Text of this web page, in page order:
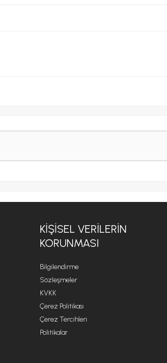
KİŞİSEL VERİLERİN
KORUNMASI
Bilgilendirme
Sözleşmeler
KVKK
Çerez Politikası
Çerez Tercihleri
Politikalar